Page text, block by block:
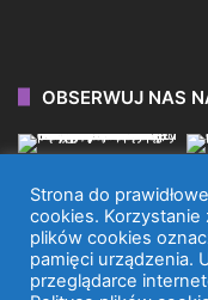
OBSERWUJ NAS
WYDAWNICTWO
Strona do
cookies. Korzystanie
plików cookies
pamięci urządzenia.
przeglądarce